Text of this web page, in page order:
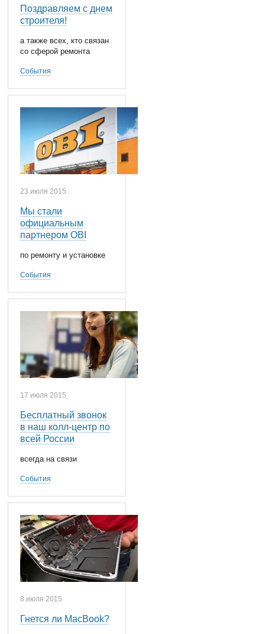
Поздравляем с днем
строителя!
а также всех, кто связан
со сферой ремонта
События
23 июля 2015
Мы стали
официальным
партнером OBI
по ремонту и установке
События
17 июля 2015
Бесплатный звонок
в наш колл-центр по
всей России
всегда на связи
События
8 июля 2015
Гнется ли MacBook?